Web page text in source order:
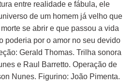
entre realidade e fábula, ele
de um homem já velho que
se abrir e que passou a vida
poderia por o amor no seu devido
Gerald Thomas. Trilha sonora
e Raul Barretto. Operação de
Nunes. Figurino: João Pimenta.